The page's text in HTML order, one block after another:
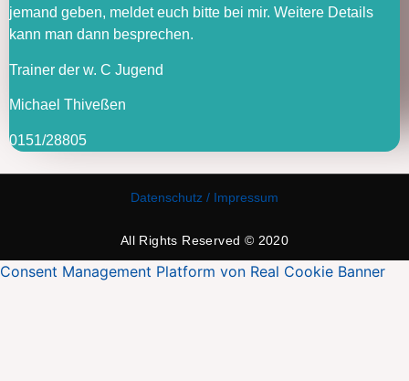
jemand geben, meldet euch bitte bei mir. Weitere Details
kann man dann besprechen.
Trainer der w. C Jugend
Michael Thiveßen
0151/28805
Datenschutz / Impressum
All Rights Reserved © 2020
Consent Management Platform von Real Cookie Banner